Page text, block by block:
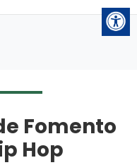
Fomento
Hop